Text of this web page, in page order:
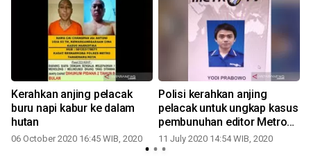
Kerahkan anjing pelacak
buru napi kabur ke dalam
hutan
06 October 2020 16:45 WIB, 2020
Polisi kerahkan anjing
pelacak untuk ungkap kasus
pembunuhan editor Metro
TV
11 July 2020 14:54 WIB, 2020